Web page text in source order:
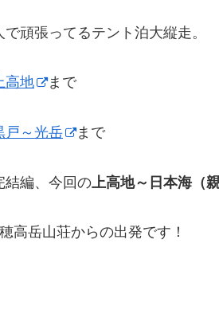
頑張ってるテント泊大縦走。
高地 まで
戸～光岳 まで
結編、今回の 上高地～日本海（
高岳山荘からの出発です！